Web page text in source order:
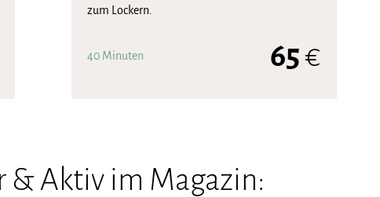
zum Lockern.
40 Minuten 65€
& Aktiv im Magazin: